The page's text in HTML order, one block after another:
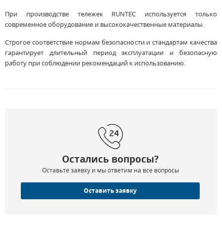
При производстве тележек RUNTEC используется только
современное оборудование и высококачественные материалы.
Строгое соответствие нормам безопасности и стандартам качества
гарантирует длительный период эксплуатации и безопасную
работу при соблюдении рекомендаций к использованию.
Остались вопросы?
Оставьте заявку и мы ответим на все вопросы
Оставить заявку